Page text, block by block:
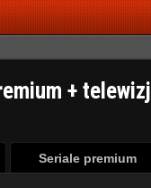
+
Seriale premium